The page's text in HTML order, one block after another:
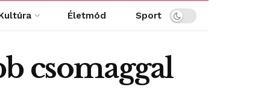
Életmód Sport
csomaggal